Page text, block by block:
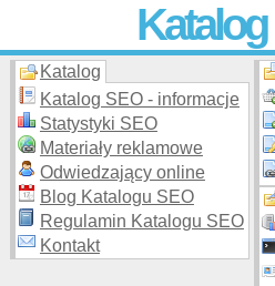
Skuteczna i promocja
moderowanego
Katalog
Katalog SEO - informacje
Statystyki SEO
Materiały reklamowe
Odwiedzający online
Blog Katalogu SEO
Regulamin Katalogu SEO
Kontakt